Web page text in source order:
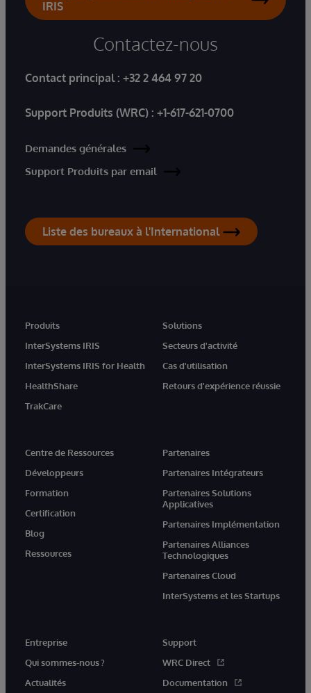
IRIS
Contactez-nous
Contact principal : +32 2 464 97 20
Support Produits (WRC) : +1-617-621-0700
Demandes générales
Support Produits par email
Liste des bureaux à l'International
Produits
InterSystems IRIS
InterSystems IRIS for Health
HealthShare
TrakCare
Solutions
Secteurs d'activité
Cas d'utilisation
Retours d'expérience réussie
Centre de Ressources
Développeurs
Formation
Certification
Blog
Ressources
Partenaires
Partenaires Intégrateurs
Partenaires Solutions
Applicatives
Partenaires Implémentation
Partenaires Alliances
Technologiques
Partenaires Cloud
InterSystems et les Startups
Entreprise
Qui sommes-nous ?
Actualités
Support
WRC Direct
Documentation